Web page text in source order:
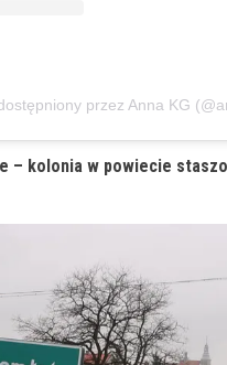
przez Anna KG
– kolonia w powiecie